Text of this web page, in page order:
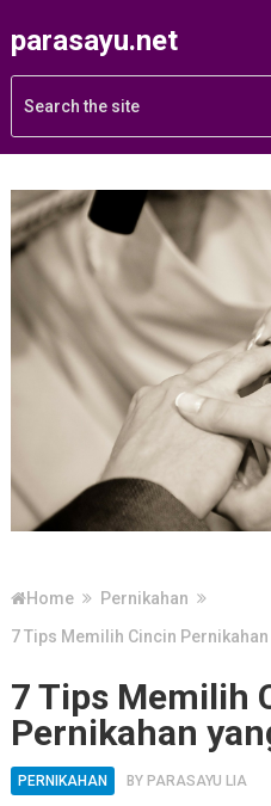
parasayu.net
Home
Pernikahan
7 Tips Memilih Cincin Pernikahan
7 Tips Memilih
Pernikahan
PERNIKAHAN BY PARASAYU LIA